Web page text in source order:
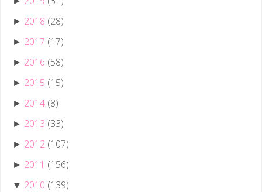
► 2018 (28)
► 2017 (17)
► 2016 (58)
► 2015 (15)
► 2014 (8)
► 2013 (33)
► 2012 (107)
► 2011 (156)
▼ 2010 (139)